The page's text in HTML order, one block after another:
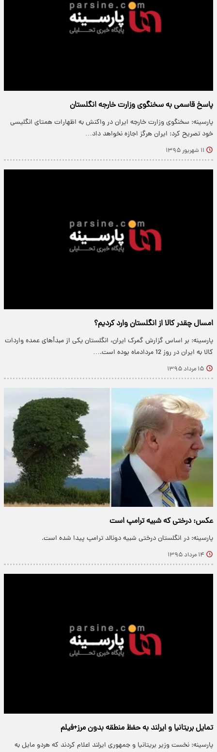
پاسخ قاسمی به سخنگوی وزارت خارجه انگلستان
پارسینه: سخنگوی وزارت خارجه ایران در واکنش به اظهارات همتای انگلیسی
خود تصریح کرد: ایران هرگز اجازه نخواهد داد…
۱۱ شهریور ۱۳۹۵
امسال چقدر کالا از انگلستان وارد کردیم؟
پارسینه: بر اساس گزارش گمرک ایران، انگلستان یکی از مبدأهای عمده واردات
کالا به ایران در روز 12 مردادماه بوده است.…
۱۵ مرداد ۱۳۹۵
عکس: درختی که شبیه ترامپ است
پارسینه: در انگلستان درختی شبیه دونالد ترامپ پیدا شده است.
۱۴ مرداد ۱۳۹۵
تمایل بریتانیا و ایرلند به حفظ منطقه بدون مرز+فیلم
پارسینه: نخست وزیر بریتانیا و جمهوری ایرلند اعلام کردند که هردو مایل به